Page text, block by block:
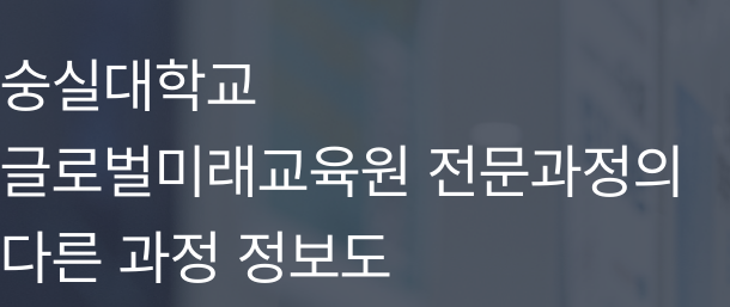
숭실대학교
글로벌미래교육원 전문과정의
다른 과정 정보도